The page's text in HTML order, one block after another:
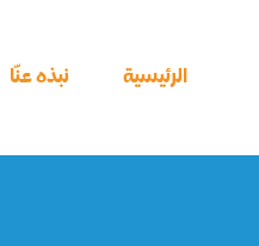
الرئيسية نبذه عنّا